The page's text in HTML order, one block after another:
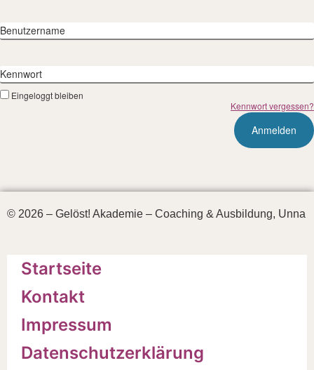
Benutzername
Kennwort
Eingeloggt bleiben
Kennwort vergessen?
© 2026 – Gelöst! Akademie – Coaching & Ausbildung, Unna
Startseite
Kontakt
Impressum
Datenschutzerklärung